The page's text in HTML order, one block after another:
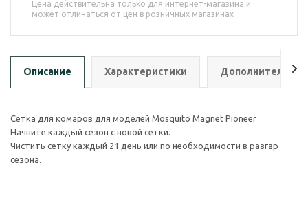
Цена действительна только для интернет-магазина и
может отличаться от цен в розничных магазинах
Описание Характеристики Дополнительно
Сетка для комаров для моделей Mosquito Magnet Pioneer
Начните каждый сезон с новой сетки.
Чистить сетку каждый 21 день или по необходимости в разгар
сезона.